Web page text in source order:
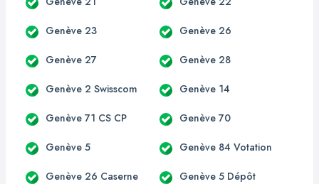
Genève 23 Genève 26
Genève 27 Genève 28
Genève 2 Swisscom Genève 14
Genève 71 CS CP Genève 70
Genève 5 Genève 84 Votation
Genève 26 Caserne Genève 5 Dépôt